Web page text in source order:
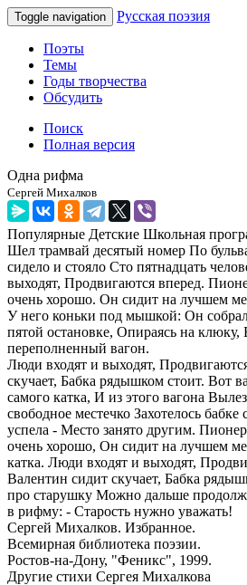
Toggle navigation Русская поэзия
Поэты
Темы
Годы творчества
Обсудить
Поиск
Полная версия
Одна рифма
Сергей Михалков
Популярные Детские Школьная
Шел трамвай десятый номер По
сидело и стояло Сто пятнадцать
выходят, Продвигаются вперед.
очень хорошо. Он сидит на лучшем
У него коньки под мышкой: Он
пятой остановке, Опираясь на клюку,
переполненный вагон.
Люди входят и выходят,
скучает, Бабка рядышком стоит. Вот
самого катка, И из этого вагона
свободное местечко Захотелось бабке
успела - Место занято другим.
очень хорошо, Он сидит на лучшем
катка. Люди входят и выходят,
Валентин сидит скучает, Бабка
про старушку Можно дальше
в рифму: - Старость нужно уважать!
Сергей Михалков. Избранное.
Всемирная библиотека поэзии.
Ростов-на-Дону, "Феникс", 1999.
Другие стихи Сергея Михалкова